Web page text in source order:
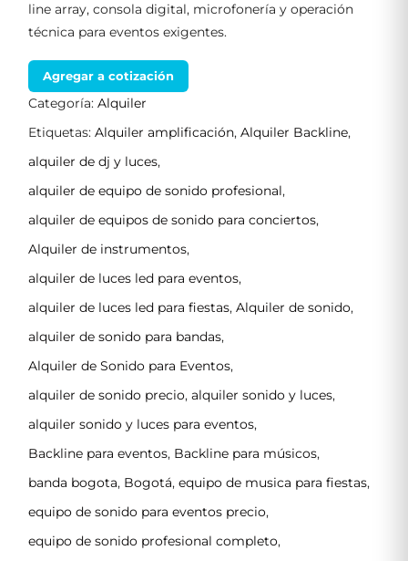
line array, consola digital, microfonería y operación
técnica para eventos exigentes.
Agregar a cotización
Categoría: Alquiler
Etiquetas: Alquiler amplificación, Alquiler Backline,
alquiler de dj y luces,
alquiler de equipo de sonido profesional,
alquiler de equipos de sonido para conciertos,
Alquiler de instrumentos,
alquiler de luces led para eventos,
alquiler de luces led para fiestas, Alquiler de sonido,
alquiler de sonido para bandas,
Alquiler de Sonido para Eventos,
alquiler de sonido precio, alquiler sonido y luces,
alquiler sonido y luces para eventos,
Backline para eventos, Backline para músicos,
banda bogota, Bogotá, equipo de musica para fiestas,
equipo de sonido para eventos precio,
equipo de sonido profesional completo,